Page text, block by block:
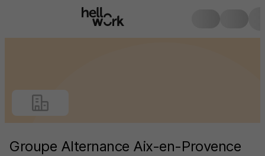
Groupe Alternance Aix-en-Provence